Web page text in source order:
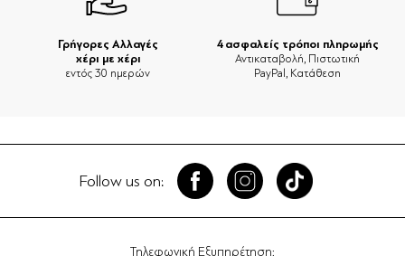
Γρήγορες Αλλαγές
χέρι με χέρι
εντός 30 ημερών
4 ασφαλείς τρόποι πληρωμής
Αντικαταβολή, Πιστωτική
PayPal, Κατάθεση
Follow us on:
Τηλεφωνική Εξυπηρέτηση: